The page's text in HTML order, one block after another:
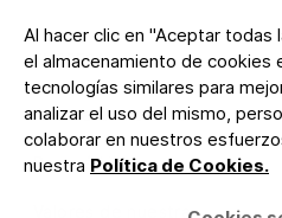
Al hacer clic en "Aceptar
el almacenamiento de cookies
tecnologías similares para
analizar el uso del mismo,
colaborar en nuestros
nuestra Política de Cookies.
EMPRESA
Acerca de nosotros
Porqué Lite
Valores de nuestra